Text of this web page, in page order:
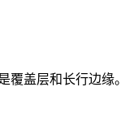
覆盖层和长行边缘。